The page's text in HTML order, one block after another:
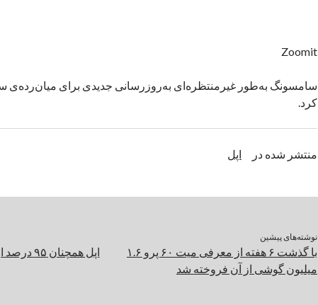
Zoomit
کرد.
منتشر شده در اپل
نوشته‌های پیشین
با گذشت ۶ هفته از معرفی میت ۶۰ پرو ۱.۶
میلیون گوشی از آن فروخته شد
اپل